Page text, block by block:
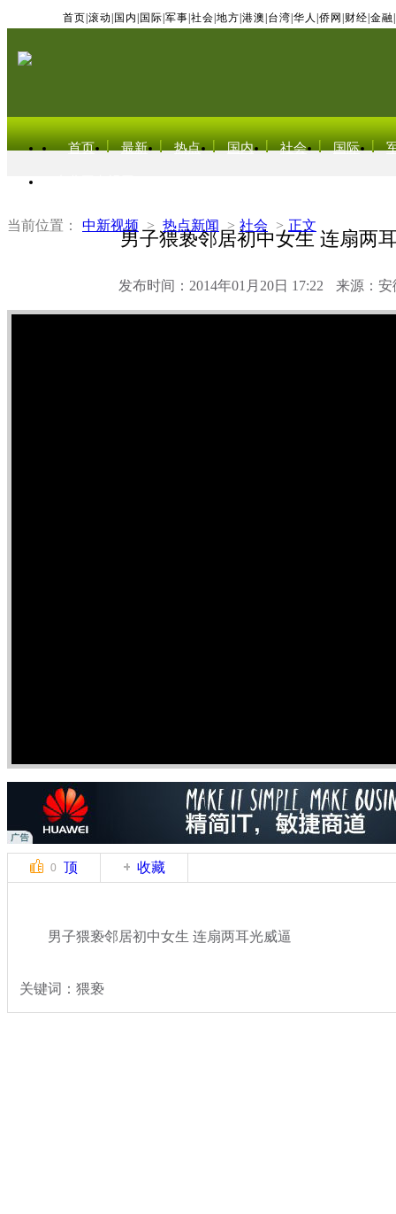
首页 滚动 国内 国际 军事 社会 地方 港澳 台湾 华人 侨网 财经 金融
首页 最新 热点 国内 社会 国际
当前位置： 中新视频 > 热点新闻 > 社会 > 正文
男子猥亵邻居初中女生 连扇两
发布时间：2014年01月20日 17:22 来源：安
0 顶 收藏
男子猥亵邻居初中女生 连扇两耳光威逼
关键词：猥亵